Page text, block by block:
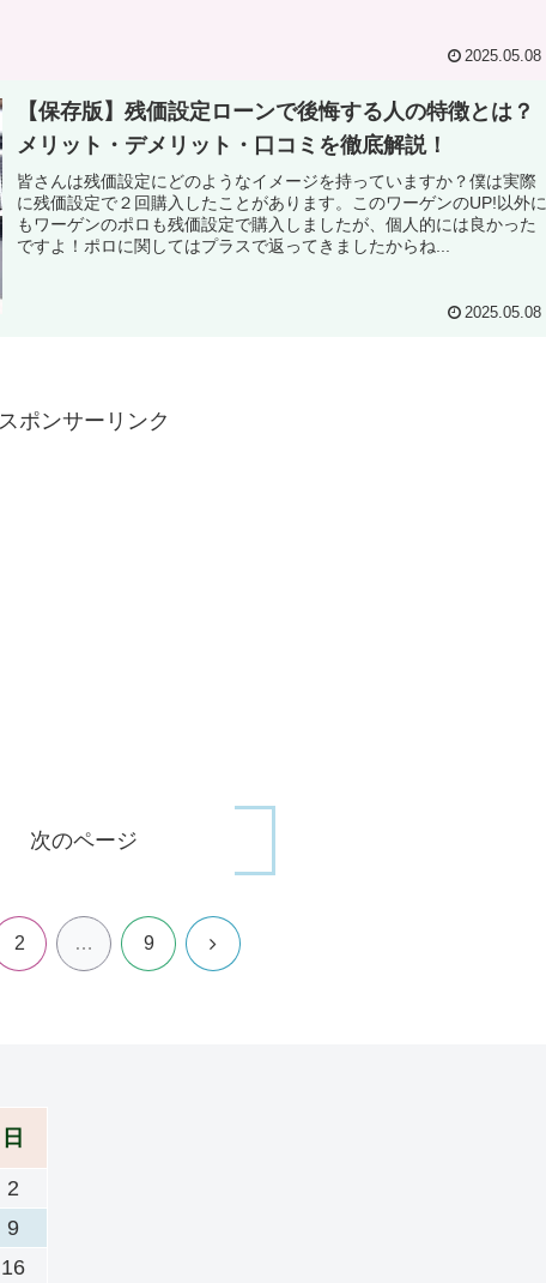
2025.05.08
【保存版】残価設定ローンで後悔する人の特徴とは？
メリット・デメリット・口コミを徹底解説！
皆さんは残価設定にどのようなイメージを持っていますか？僕は実際
に残価設定で２回購入したことがあります。このワーゲンのUP!以外に
もワーゲンのポロも残価設定で購入しましたが、個人的には良かった
ですよ！ポロに関してはプラスで返ってきましたからね...
2025.05.08
スポンサーリンク
次のページ
2 … 9 次
日
2
9
16